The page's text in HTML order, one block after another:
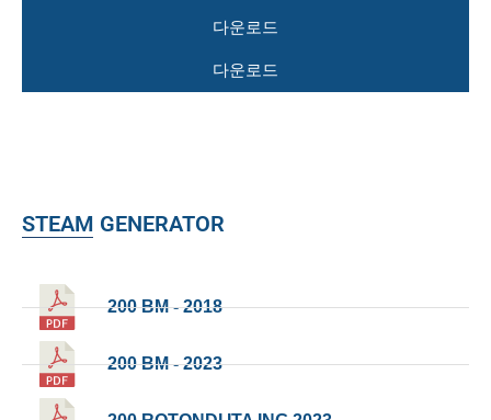
다운로드
다운로드
STEAM GENERATOR
200 BM - 2018
200 BM - 2023